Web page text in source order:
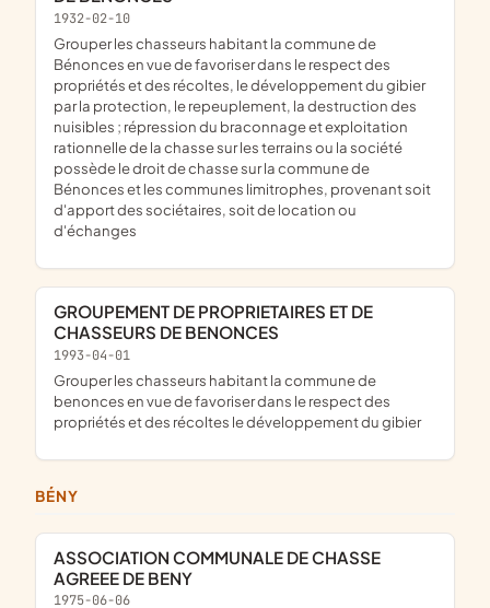
1932-02-10
grouper les chasseurs habitant la commune de
Bénonces en vue de favoriser dans le respect des
propriétés et des récoltes, le développement du gibier
par la protection, le repeuplement, la destruction des
nuisibles ; répression du braconnage et exploitation
rationnelle de la chasse sur les terrains ou la société
possède le droit de chasse sur la commune de
Bénonces et les communes limitrophes, provenant soit
d'apport des sociétaires, soit de location ou
d'échanges
GROUPEMENT DE PROPRIETAIRES ET DE
CHASSEURS DE BENONCES
1993-04-01
grouper les chasseurs habitant la commune de
benonces en vue de favoriser dans le respect des
propriétés et des récoltes le développement du gibier
BÉNY
ASSOCIATION COMMUNALE DE CHASSE
AGREEE DE BENY
1975-06-06